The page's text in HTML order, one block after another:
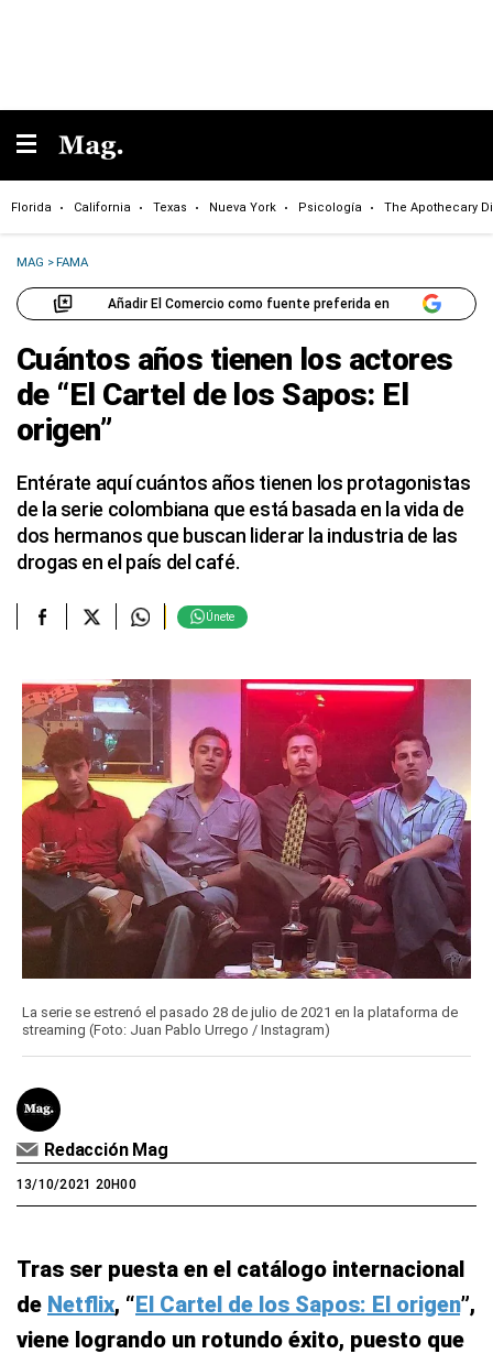
Florida California Texas Nueva York Psicología The Apothecary
MAG >FAMA
Añadir El Comercio como fuente preferida en
Cuántos años tienen los actores
de “El Cartel de los Sapos: El
origen”
Entérate aquí cuántos años tienen los protagonistas
de la serie colombiana que está basada en la vida de
dos hermanos que buscan liderar la industria de las
drogas en el país del café.
Únete
La serie se estrenó el pasado 28 de julio de 2021 en la plataforma de
streaming (Foto: Juan Pablo Urrego / Instagram)
Redacción Mag
13/10/2021 20H00
Tras ser puesta en el catálogo internacional
de Netflix, “El Cartel de los Sapos: El origen”,
viene logrando un rotundo éxito, puesto que